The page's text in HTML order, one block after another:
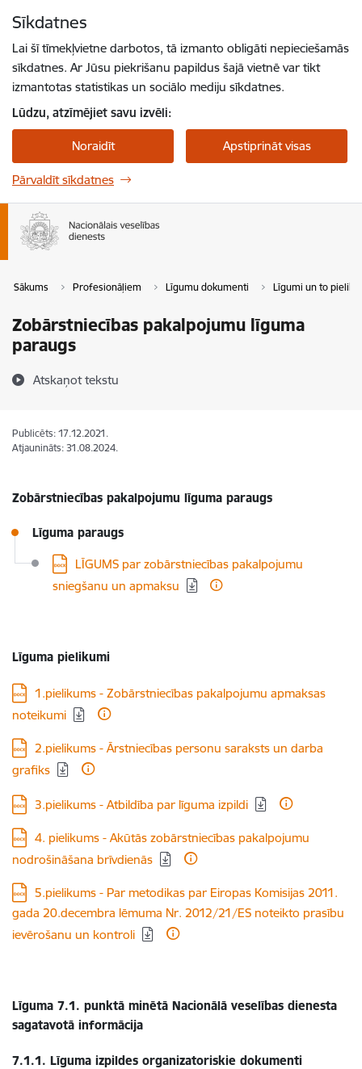
Sīkdatnes
Lai šī tīmekļvietne darbotos, tā izmanto obligāti nepieciešamās
sīkdatnes. Ar Jūsu piekrišanu papildus šajā vietnē var tikt
izmantotas statistikas un sociālo mediju sīkdatnes.
Lūdzu, atzīmējiet savu izvēli:
Noraidīt Apstiprināt visas
Pārvaldīt sīkdatnes
Sākums Profesionāļiem Līgumu dokumenti Līgumi un to
Zobārstniecības pakalpojumu līguma
paraugs
Atskaņot tekstu
Publicēts: 17.12.2021.
Atjaunināts: 31.08.2024.
Zobārstniecības pakalpojumu līguma paraugs
Līguma paraugs
Lejupielādēt:
LĪGUMS par zobārstniecības pakalpojumu
sniegšanu un apmaksu
Līguma pielikumi
Lejupielādēt:
1.pielikums - Zobārstniecības pakalpojumu apmaksas
noteikumi
Lejupielādēt:
2.pielikums - Ārstniecības personu saraksts un darba
grafiks
Lejupielādēt:
3.pielikums - Atbildība par līguma izpildi
Lejupielādēt:
4. pielikums - Akūtās zobārstniecības pakalpojumu
nodrošināšana brīvdienās
Lejupielādēt:
5.pielikums - Par metodikas par Eiropas Komisijas 2011.
gada 20.decembra lēmuma Nr. 2012/21/ES noteikto prasību
ievērošanu un kontroli
Līguma 7.1. punktā minētā Nacionālā veselības dienesta
sagatavotā informācija
7.1.1. Līguma izpildes organizatoriskie dokumenti